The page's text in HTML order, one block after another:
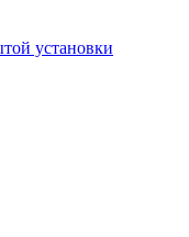
установки